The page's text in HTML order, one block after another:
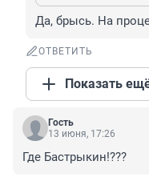
Да, брысь. На
ОТВЕТИТЬ
Показать
Гость
13 июня, 17:26
Где Бастрыкин!???